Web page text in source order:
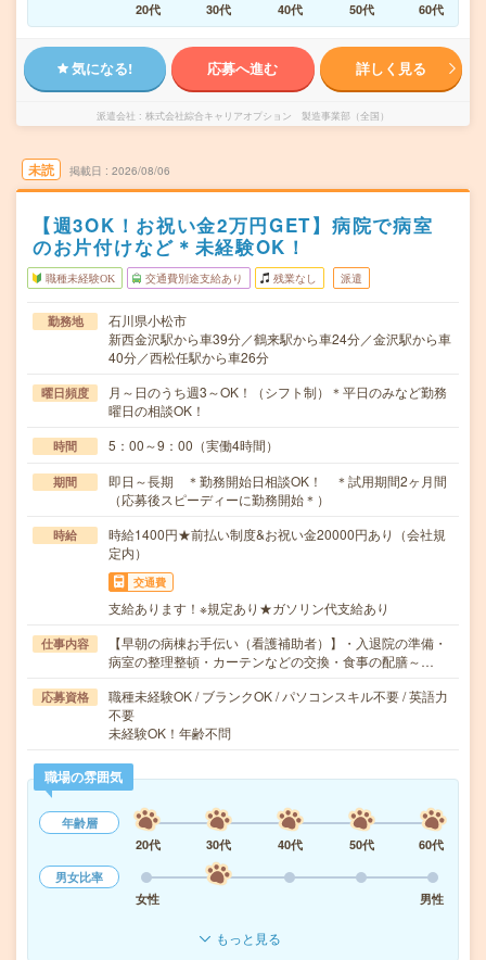
20代
30代 40代 50代 60代
気になる! 応募へ進む 詳しく見る
派遣会社 株式会社綜合キャリアオプション 製造事業部（全国）
未読 掲載日 2026/08/06
【週3OK！お祝い金2万円GET】病院で病室
のお片付けなど＊未経験OK！
職種未経験OK 交通費別途支給あり 残業なし 派遣
勤務地
石川県小松市
新西金沢駅から車39分／鶴来駅から車24分／金沢駅から車
40分／西松任駅から車26分
曜日頻度
月～日のうち週3～OK！（シフト制）＊平日のみなど勤務
曜日の相談OK！
時間 5：00～9：00（実働4時間）
期間
即日～長期 ＊勤務開始日相談OK！ ＊試用期間2ヶ月間
（応募後スピーディーに勤務開始＊）
時給
時給1400円★前払い制度&お祝い金20000円あり（会社規
定内）
交通費
支給あります！※規定あり★ガソリン代支給あり
仕事内容
【早朝の病棟お手伝い（看護補助者）】・入退院の準備・
病室の整理整頓・カーテンなどの交換・食事の配膳～…
応募資格
職種未経験OK / ブランクOK / パソコンスキル不要 / 英語力
不要
未経験OK！年齢不問
職場の雰囲気
年齢層
20代
30代 40代 50代
60代
男女比率
女性
男性
もっと見る